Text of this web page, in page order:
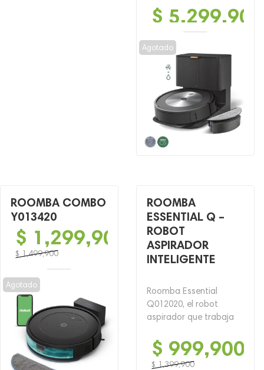
$ 5,299,900
Agotado
ROOMBA COMBO
Y013420
$ 1,499,900
precio
original
era:
$ 1,499,900.
$ 1,299,900
precio
actual
es:
$ 1,299,900.
Agotado
ROOMBA
ESSENTIAL Q –
ROBOT
ASPIRADOR
INTELIGENTE
Roomba Essential
Q012020, el robot
aspirador que trabaja
$ 1,399,900
$ 999,900